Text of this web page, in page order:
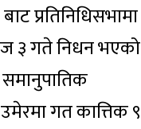
प्रतिनिधिसभामा
३ गते निधन भएको
गत कात्तिक ९